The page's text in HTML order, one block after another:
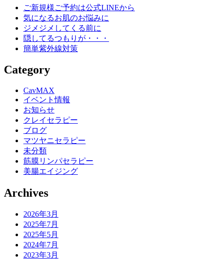
ご新規様ご予約は公式LINEから
気になるお肌のお悩みに
ジメジメしてくる前に
隠してるつもりが・・・
簡単紫外線対策
Category
CavMAX
イベント情報
お知らせ
クレイセラピー
ブログ
マツヤニセラピー
未分類
筋膜リンパセラピー
美腸エイジング
Archives
2026年3月
2025年7月
2025年5月
2024年7月
2023年3月